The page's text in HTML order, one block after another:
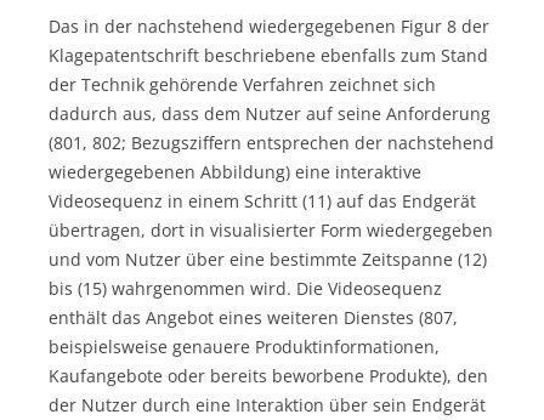
Das in der nachstehend wiedergegebenen Figur 8 der
Klagepatentschrift beschriebene ebenfalls zum Stand
der Technik gehörende Verfahren zeichnet sich
dadurch aus, dass dem Nutzer auf seine Anforderung
(801, 802; Bezugsziffern entsprechen der nachstehend
wiedergegebenen Abbildung) eine interaktive
Videosequenz in einem Schritt (11) auf das Endgerät
übertragen, dort in visualisierter Form wiedergegeben
und vom Nutzer über eine bestimmte Zeitspanne (12)
bis (15) wahrgenommen wird. Die Videosequenz
enthält das Angebot eines weiteren Dienstes (807,
beispielsweise genauere Produktinformationen,
Kaufangebote oder bereits beworbene Produkte), den
der Nutzer durch eine Interaktion über sein Endgerät